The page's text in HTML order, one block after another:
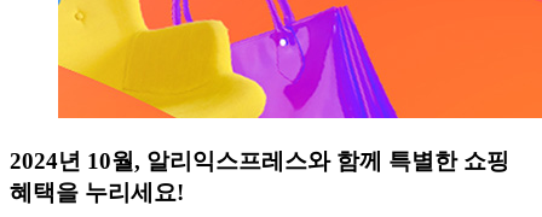
2024년 10월, 알리익스프레스와 함께 특별한 쇼핑
혜택을 누리세요!